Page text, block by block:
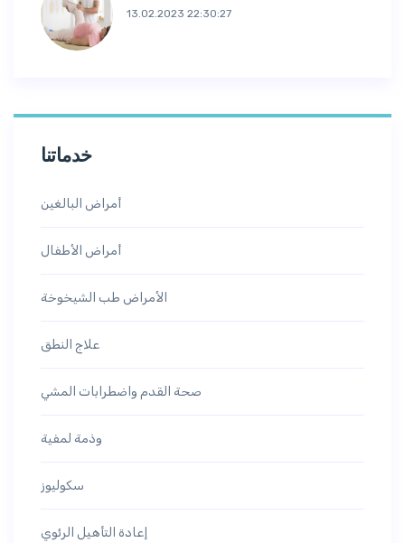
13.02.2023 22:30:27
خدماتنا
أمراض البالغين
أمراض الأطفال
الأمراض طب الشيخوخة
علاج النطق
صحة القدم واضطرابات المشي
وذمة لمفية
سكوليوز
إعادة التأهيل الرئوي